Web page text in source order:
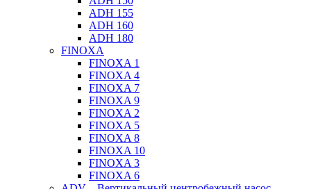
ADH 155
ADH 160
ADH 180
FINOXA
FINOXA 1
FINOXA 4
FINOXA 7
FINOXA 9
FINOXA 2
FINOXA 5
FINOXA 8
FINOXA 10
FINOXA 3
FINOXA 6